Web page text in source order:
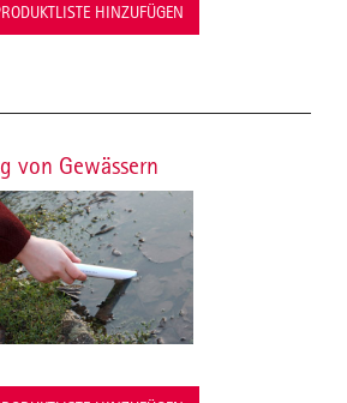
HINZUFÜGEN
von Gewässern